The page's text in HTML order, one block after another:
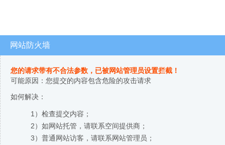
网站防火墙
您的请求带有不合法参数，已被网站管理员设置拦截！
可能原因：您提交的内容包含危险的攻击请求
如何解决：
1）检查提交内容；
2）如网站托管，请联系空间提供商；
3）普通网站访客，请联系网站管理员；